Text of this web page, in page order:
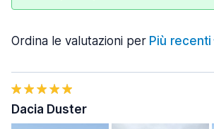
Ordina le valutazioni per
Dacia Duster